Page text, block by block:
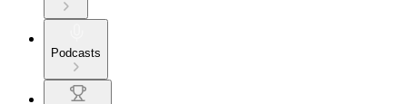
Podcasts